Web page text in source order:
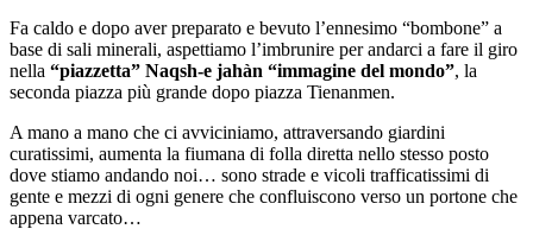
Fa caldo e dopo aver preparato e bevuto l’ennesimo “bombone” a
base di sali minerali, aspettiamo l’imbrunire per andarci a fare il giro
nella “piazzetta” Naqsh-e jahàn “immagine del mondo”, la
seconda piazza più grande dopo piazza Tienanmen.
A mano a mano che ci avviciniamo, attraversando giardini
curatissimi, aumenta la fiumana di folla diretta nello stesso posto
dove stiamo andando noi… sono strade e vicoli trafficatissimi di
gente e mezzi di ogni genere che confluiscono verso un portone che
appena varcato…